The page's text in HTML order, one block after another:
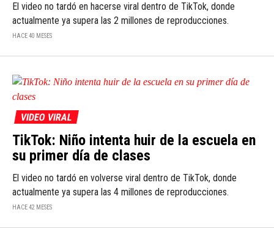
El video no tardó en hacerse viral dentro de TikTok, donde
actualmente ya supera las 2 millones de reproducciones.
HACE 40 MESES
VIDEO VIRAL
TikTok: Niño intenta huir de la escuela en
su primer día de clases
El video no tardó en volverse viral dentro de TikTok, donde
actualmente ya supera las 4 millones de reproducciones.
HACE 42 MESES